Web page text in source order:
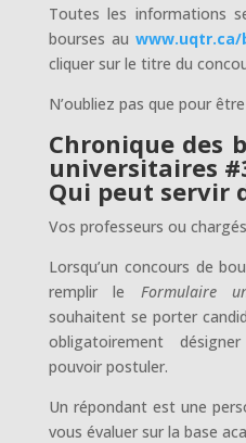
Toutes les informations
bourses au www.uqtr.ca/
cliquer sur le titre du
N’oubliez pas que pour
Chronique des
universitaires
Qui peut servir
Vos professeurs ou
Lorsqu’un concours de
remplir le Formulaire
souhaitent se porter
obligatoirement
pouvoir postuler.
Un répondant est une
vous évaluer sur la base